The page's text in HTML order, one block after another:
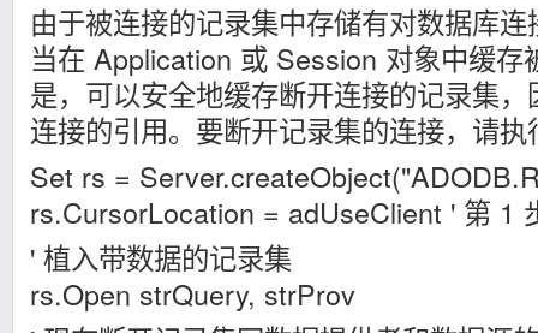
由于被连接的记录集中存储有对数据库
当在 Application 或 Session 对象中缓存
是，可以安全地缓存断开连接的记录集
连接的引用。要断开记录集的连接，请
Set rs =
rs.CursorLocation = adUseClient ' 第 1
' 植入带数据的记录集
rs.Open strQuery, strProv